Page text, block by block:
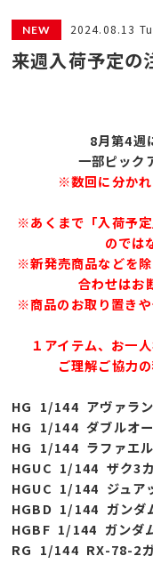
2024.08.13
来週入荷予定
8月第4週
一部ピック
※数回に分か
※あくまで「入荷予
のでは
※新発売商品などを
合わせはお
※商品のお取り置き
１アイテム、お一
ご理解ご協力
HG 1/144 アヴァラ
HG 1/144 ダブルオ
HG 1/144 ラファエ
HGUC 1/144 ザク3
HGUC 1/144 ジュア
HGBD 1/144 ガンダ
HGBF 1/144 ガンダ
RG 1/144 RX-78-2